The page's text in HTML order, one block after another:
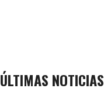
ÚLTIMAS NOTICIAS